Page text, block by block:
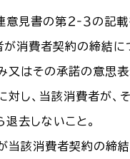
意見書の第２‐３の記
が消費者契約の締結に
又はその承諾の意思表
対し、当該消費者が
去しないこと。
当該消費者契約の締